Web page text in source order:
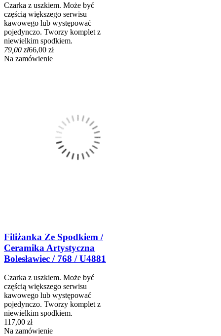
Czarka z uszkiem. Może być
częścią większego serwisu
kawowego lub występować
pojedynczo. Tworzy komplet z
niewielkim spodkiem.
79,00 zł66,00 zł
Na zamówienie
Filiżanka Ze Spodkiem /
Ceramika Artystyczna
Bolesławiec / 768 / U4881
Czarka z uszkiem. Może być
częścią większego serwisu
kawowego lub występować
pojedynczo. Tworzy komplet z
niewielkim spodkiem.
117,00 zł
Na zamówienie